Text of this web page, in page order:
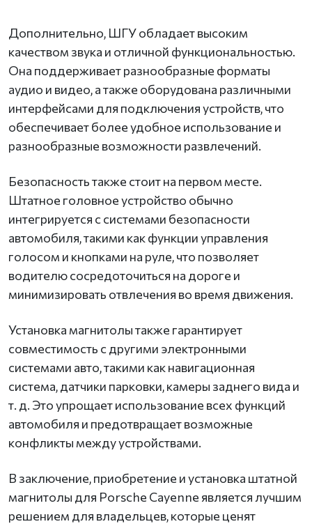
Дополнительно, ШГУ обладает высоким
качеством звука и отличной функциональностью.
Она поддерживает разнообразные форматы
аудио и видео, а также оборудована различными
интерфейсами для подключения устройств, что
обеспечивает более удобное использование и
разнообразные возможности развлечений.
Безопасность также стоит на первом месте.
Штатное головное устройство обычно
интегрируется с системами безопасности
автомобиля, такими как функции управления
голосом и кнопками на руле, что позволяет
водителю сосредоточиться на дороге и
минимизировать отвлечения во время движения.
Установка магнитолы также гарантирует
совместимость с другими электронными
системами авто, такими как навигационная
система, датчики парковки, камеры заднего вида и
т. д. Это упрощает использование всех функций
автомобиля и предотвращает возможные
конфликты между устройствами.
В заключение, приобретение и установка штатной
магнитолы для Porsche Cayenne является лучшим
решением для владельцев, которые ценят